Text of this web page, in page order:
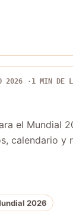
2026
1 MIN DE
el Mundial
calendario y
2026